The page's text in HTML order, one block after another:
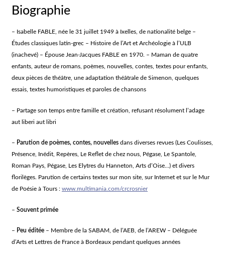
Biographie
– Isabelle FABLE, née le 31 juillet 1949 à Ixelles, de nationalité belge –
Études classiques latin-grec – Histoire de l’Art et Archéologie à l’ULB
(inachevé) – Épouse Jean-Jacques FABLE en 1970. – Maman de quatre
enfants, auteur de romans, poèmes, nouvelles, contes, textes pour enfants,
deux pièces de théâtre, une adaptation théâtrale de Simenon, quelques
essais, textes humoristiques et paroles de chansons
– Partage son temps entre famille et création, refusant résolument l’adage
aut liberi aut libri
– Parution de poèmes, contes, nouvelles dans diverses revues (Les Coulisses,
Présence, Inédit, Repères, Le Reflet de chez nous, Pégase, Le Spantole,
Roman Pays, Pégase, Les Elytres du Hanneton, Arts d’Oise…) et divers
florilèges. Parution de certains textes sur mon site, sur Internet et sur le Mur
de Poésie à Tours :www.multimania.com/crcrosnier
– Souvent primée
– Peu éditée – Membre de la SABAM, de l’AEB, de l’AREW – Déléguée
d’Arts et Lettres de France à Bordeaux pendant quelques années